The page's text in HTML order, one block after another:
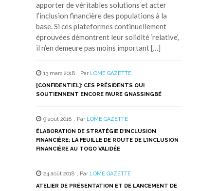
apporter de véritables solutions et acter
l’inclusion financière des populations à la
base. Si ces plateformes continuellement
éprouvées démontrent leur solidité ‘relative’,
il n’en demeure pas moins important […]
13 mars 2018 , Par LOME GAZETTE
[CONFIDENTIEL]: CES PRÉSIDENTS QUI
SOUTIENNENT ENCORE FAURE GNASSINGBÉ
9 août 2018 , Par LOME GAZETTE
ÉLABORATION DE STRATÉGIE D’INCLUSION
FINANCIÈRE: LA FEUILLE DE ROUTE DE L’INCLUSION
FINANCIÈRE AU TOGO VALIDÉE
24 août 2018 , Par LOME GAZETTE
ATELIER DE PRÉSENTATION ET DE LANCEMENT DE